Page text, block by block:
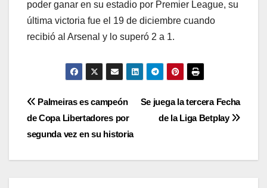
poder ganar en su estadio por Premier League, su
última victoria fue el 19 de diciembre cuando
recibió al Arsenal y lo superó 2 a 1.
Se juega la tercera Fecha
de la Liga Betplay
Palmeiras es campeón
de Copa Libertadores por
segunda vez en su historia